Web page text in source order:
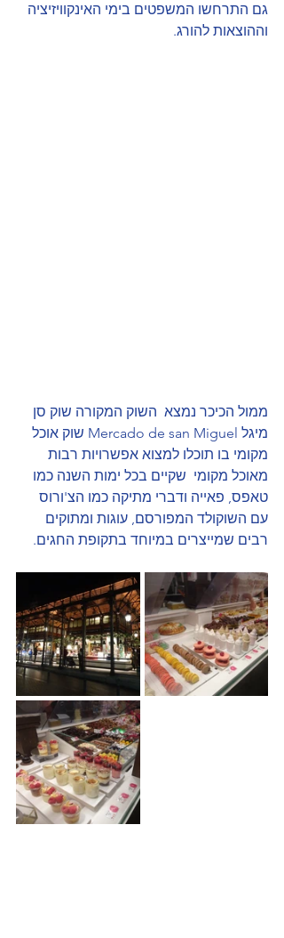
גם התרחשו המשפטים בימי האינקוויזיציה
וההוצאות להורג.
ממול הכיכר נמצא  השוק המקורה שוק סן
מיגל Mercado de san Miguel שוק אוכל
מקומי בו תוכלו למצוא אפשרויות רבות
מאוכל מקומי  שקיים בכל ימות השנה כמו
טאפס, פאייה ודברי מתיקה כמו הצ'ורוס
עם השוקולד המפורסם, עוגות ומתוקים
רבים שמייצרים במיוחד בתקופת החגים.